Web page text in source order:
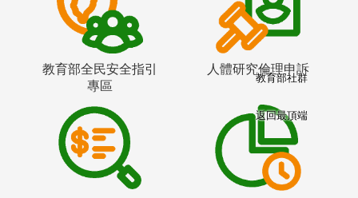
教育部全民安全指引
專區
人體研究倫理申訴
教育部社群
返回最頂端